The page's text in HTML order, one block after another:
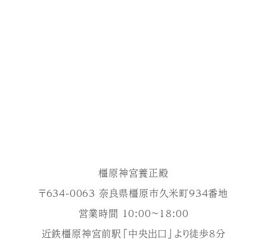
橿原神宮養正殿
〒634-0063 奈良県橿原市久米町934番地
営業時間 10:00～18:00
近鉄橿原神宮前駅「中央出口」より徒歩8分